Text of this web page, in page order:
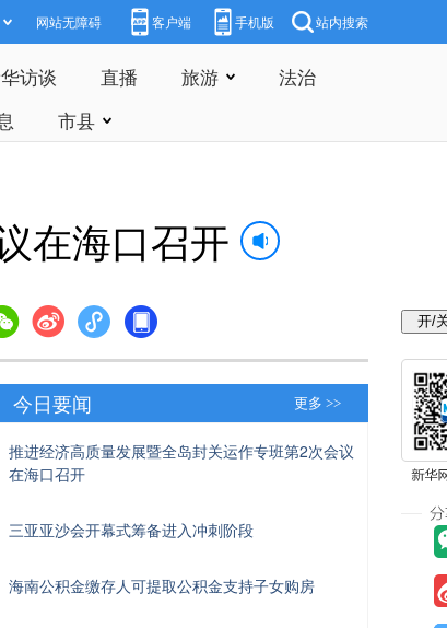
网站无障碍 客户端 手机版 站内搜索
访谈 直播 旅游
法治
市县
在海口召开
今日要闻 更多 >>
推进经济高质量发展暨全岛封关运作专班第2次会议
在海口召开
三亚亚沙会开幕式筹备进入冲刺阶段
海南公积金缴存人可提取公积金支持子女购房